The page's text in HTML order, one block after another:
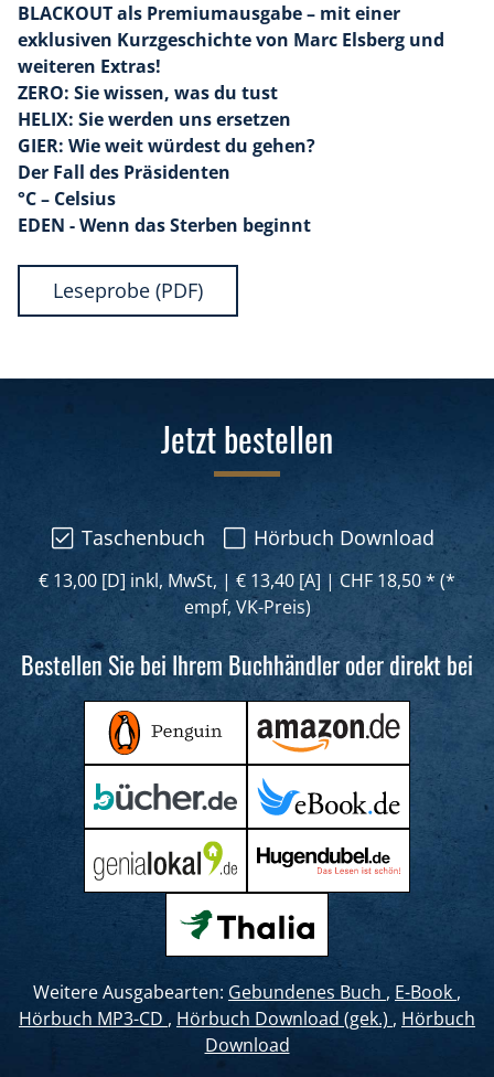
BLACKOUT als Premiumausgabe – mit einer
exklusiven Kurzgeschichte von Marc Elsberg und
weiteren Extras!
ZERO: Sie wissen, was du tust
HELIX: Sie werden uns ersetzen
GIER: Wie weit würdest du gehen?
Der Fall des Präsidenten
°C – Celsius
EDEN - Wenn das Sterben beginnt
Leseprobe (PDF)
Jetzt bestellen
Taschenbuch Hörbuch Download
€ 13,00 [D] inkl, MwSt, | € 13,40 [A] | CHF 18,50 * (*
empf, VK-Preis)
Bestellen Sie bei Ihrem Buchhändler oder direkt bei
Weitere Ausgabearten: Gebundenes Buch , E-Book ,
Hörbuch MP3-CD , Hörbuch Download (gek.) , Hörbuch
Download